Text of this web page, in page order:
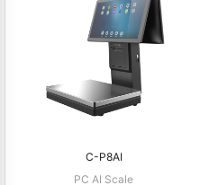
C-P8AI
PC AI Scale